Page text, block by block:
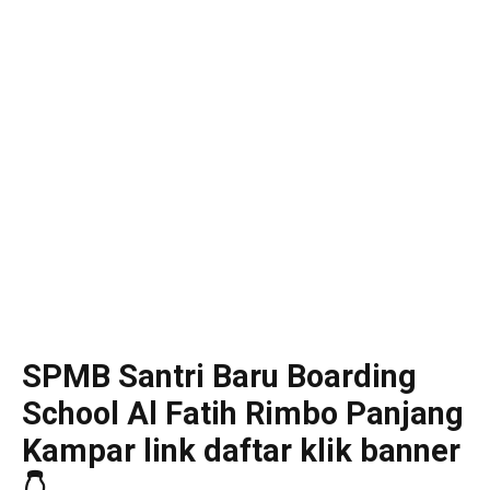
SPMB Santri Baru Boarding
School Al Fatih Rimbo Panjang
Kampar link daftar klik banner